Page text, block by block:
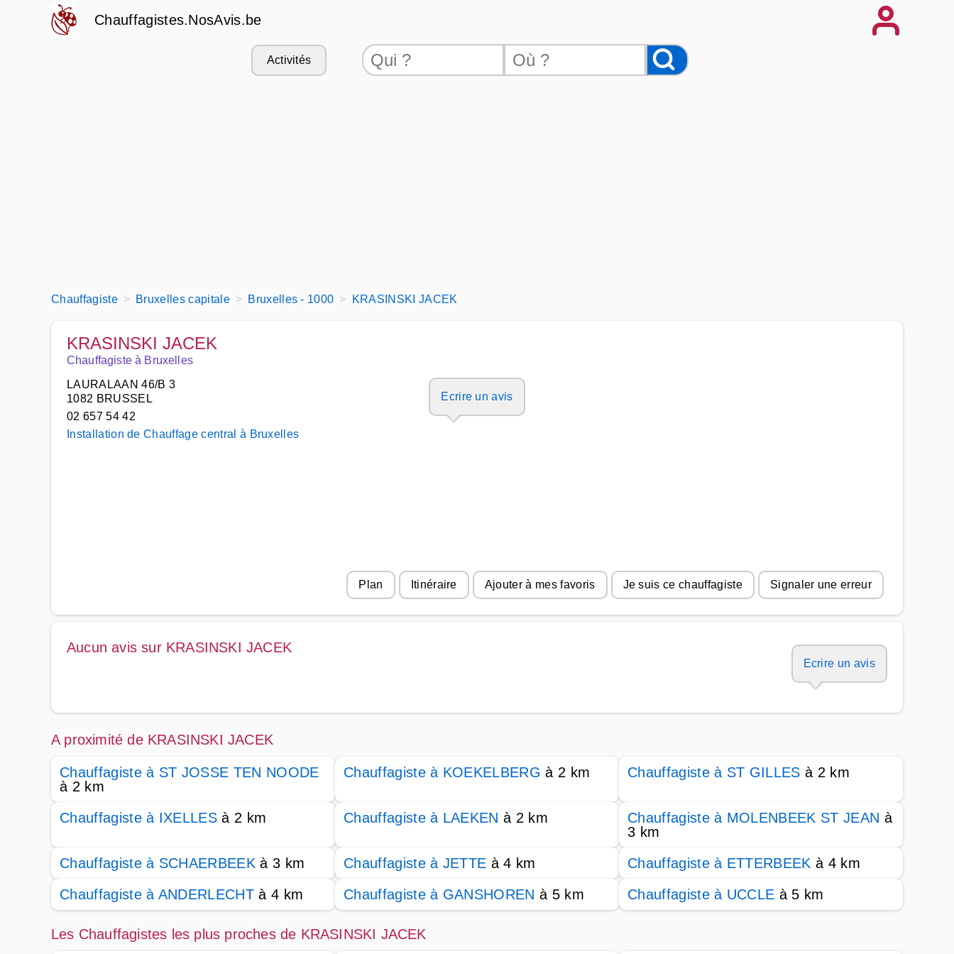
Chauffagistes.NosAvis.be
Activités
Chauffagiste Bruxelles capitale Bruxelles - 1000 KRASINSKI JACEK
KRASINSKI JACEK
Chauffagiste à Bruxelles
LAURALAAN 46/B 3
1082 BRUSSEL
02 657 54 42
Installation de Chauffage central à Bruxelles
Ecrire un avis
Plan Itinéraire Ajouter à mes favoris Je suis ce chauffagiste Signaler une erreur
Aucun avis sur KRASINSKI JACEK
Ecrire un avis
A proximité de KRASINSKI JACEK
Chauffagiste à ST JOSSE TEN NOODE
à 2 km
Chauffagiste à KOEKELBERG à 2 km Chauffagiste à ST GILLES à 2 km
Chauffagiste à IXELLES à 2 km Chauffagiste à LAEKEN à 2 km Chauffagiste à MOLENBEEK ST JEAN à
3 km
Chauffagiste à SCHAERBEEK à 3 km Chauffagiste à JETTE à 4 km Chauffagiste à ETTERBEEK à 4 km
Chauffagiste à ANDERLECHT à 4 km Chauffagiste à GANSHOREN à 5 km Chauffagiste à UCCLE à 5 km
Les Chauffagistes les plus proches de KRASINSKI JACEK